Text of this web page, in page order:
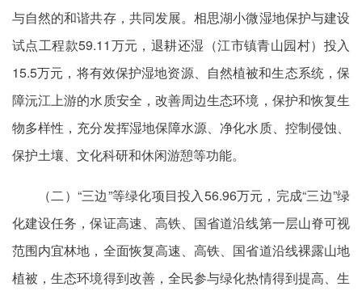
与自然的和谐共存，共同发展。相思湖小微湿地保护与建设
试点工程款59.11万元，退耕还湿（江市镇青山园村）投入
15.5万元，将有效保护湿地资源、自然植被和生态系统，保
障沅江上游的水质安全，改善周边生态环境，保护和恢复生
物多样性，充分发挥湿地保障水源、净化水质、控制侵蚀、
保护土壤、文化科研和休闲游憩等功能。
（二）“三边”等绿化项目投入56.96万元，完成“三边”绿
化建设任务，保证高速、高铁、国省道沿线第一层山脊可视
范围内宜林地，全面恢复高速、高铁、国省道沿线裸露山地
植被，生态环境得到改善，全民参与绿化热情得到提高、生